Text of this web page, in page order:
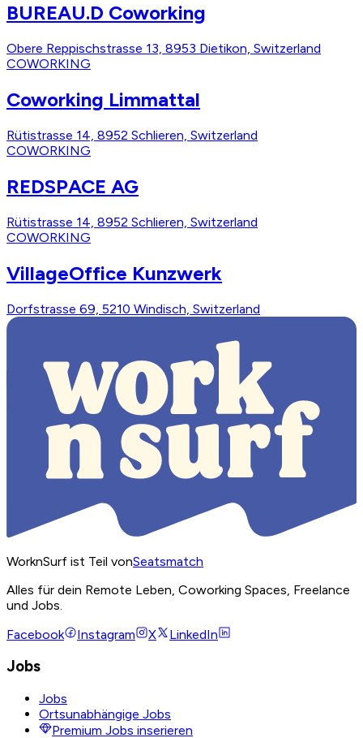
BUREAU.D Coworking
Obere Reppischstrasse 13, 8953 Dietikon, Switzerland
COWORKING
Coworking Limmattal
Rütistrasse 14, 8952 Schlieren, Switzerland
COWORKING
REDSPACE AG
Rütistrasse 14, 8952 Schlieren, Switzerland
COWORKING
VillageOffice Kunzwerk
Dorfstrasse 69, 5210 Windisch, Switzerland
WorknSurf ist Teil vonSeatsmatch
Alles für dein Remote Leben, Coworking Spaces, Freelance
und Jobs.
Facebook
Instagram X LinkedIn
Jobs
Jobs
Ortsunabhängige Jobs
Premium Jobs inserieren